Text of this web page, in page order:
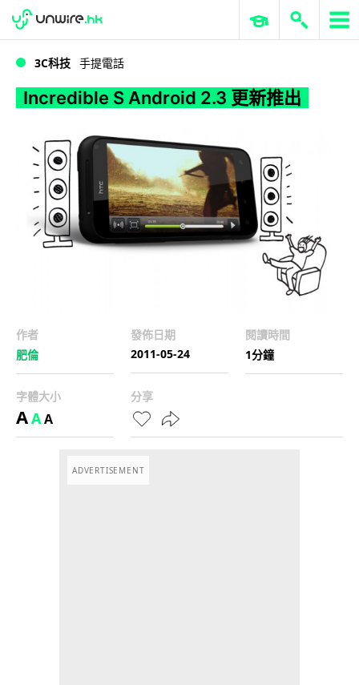
Incredible S Android 2.3 更新推出
WWDC 2026 ERP 與商業 AI
3C科技 手提電話
Incredible S Android 2.3 更新推出
作者
肥倫
發佈日期
2011-05-24
閱讀時間
1分鐘
字體大小
AAA
分享
ADVERTISEMENT